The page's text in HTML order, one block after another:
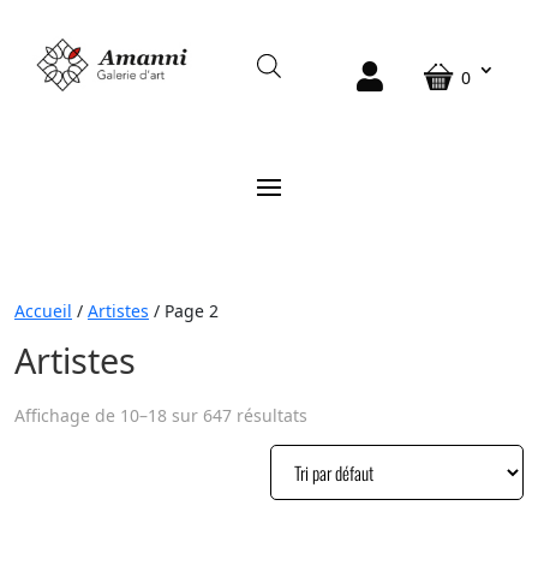
0
Accueil / Artistes / Page 2
Artistes
Affichage de 10–18 sur 647 résultats